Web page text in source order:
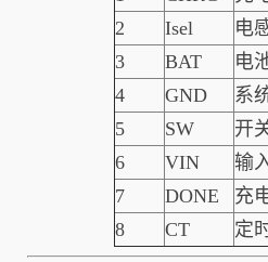
2
Isel
电
3
BAT
电
4
GND
系
5
SW
开
6
VIN
输
7
DONE
充
8
CT 定